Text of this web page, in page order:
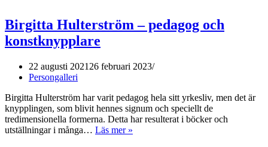
Birgitta Hulterström – pedagog och
konstknypplare
22 augusti 2021 26 februari 2023
Persongalleri
Birgitta Hulterström har varit pedagog hela sitt yrkesliv, men det är
knypplingen, som blivit hennes signum och speciellt de
tredimensionella formerna. Detta har resulterat i böcker och
utställningar i många… Läs mer »